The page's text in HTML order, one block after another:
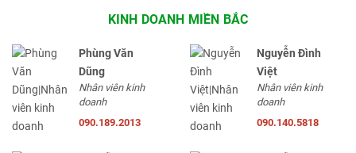
KINH DOANH MIỀN BẮC
Phùng Văn
Dũng
Nhân viên kinh
doanh
090.189.2013
Nguyễn Đình
Việt
Nhân viên kinh
doanh
090.140.5818